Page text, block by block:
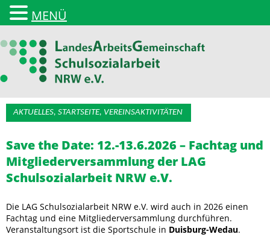
Landesarbeitsgemeinschaft
AKTUELLES, STARTSEITE, VEREINSAKTIVITÄTEN
Save the Date: 12.-13.6.2026 – Fachtag und
Mitgliederversammlung der LAG
Schulsozialarbeit NRW e.V.
Die LAG Schulsozialarbeit NRW e.V. wird auch in 2026 einen
Fachtag und eine Mitgliederversammlung durchführen.
Veranstaltungsort ist die Sportschule in Duisburg-Wedau.
MENÜ